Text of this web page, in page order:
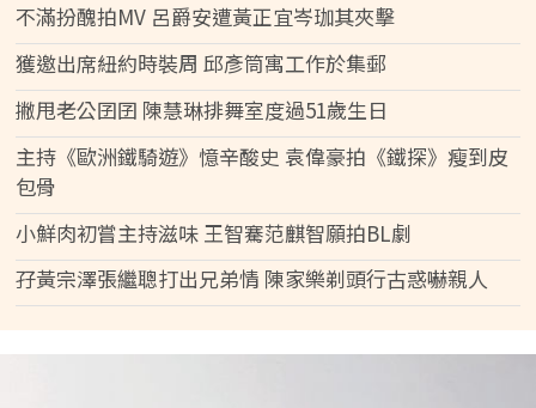
不滿扮醜拍MV 呂爵安遭黃正宜岑珈其夾擊
獲邀出席紐約時裝周 邱彥筒寓工作於集郵
撇甩老公囝囝 陳慧琳排舞室度過51歲生日
主持《歐洲鐵騎遊》憶辛酸史 袁偉豪拍《鐵探》瘦到皮
包骨
小鮮肉初嘗主持滋味 王智騫范麒智願拍BL劇
孖黃宗澤張繼聰打出兄弟情 陳家樂剃頭行古惑嚇親人